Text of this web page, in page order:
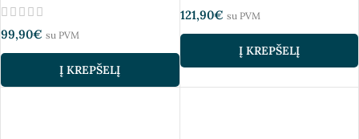
99,90€ su PVM
Į KREPŠELĮ
121,90€ su PVM
Į KREPŠELĮ